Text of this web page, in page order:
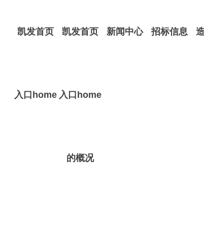
凯发首页
入口home
凯发首页
入口home
的概况
新闻中心 招标信息